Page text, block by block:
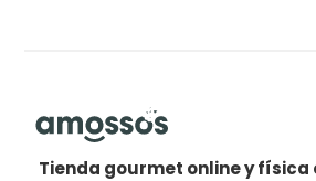
Tienda gourmet online y física